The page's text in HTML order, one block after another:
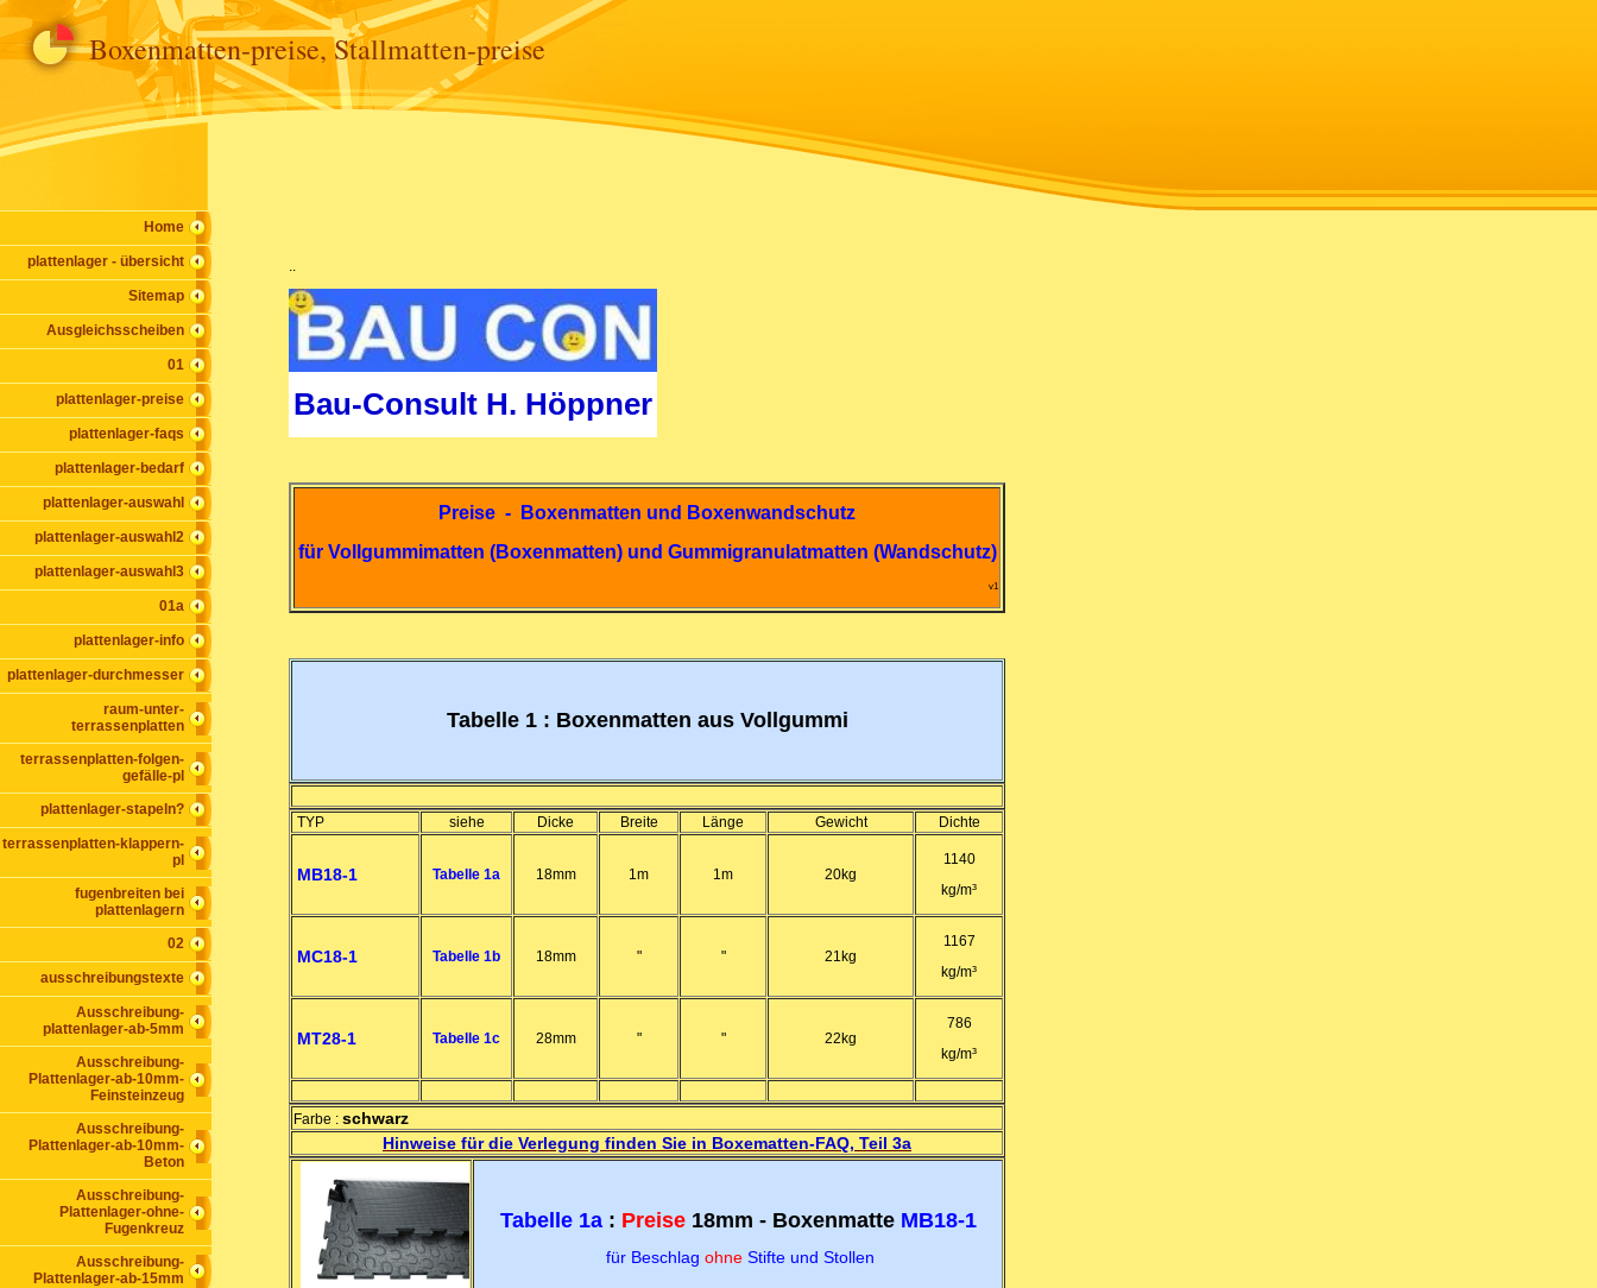
Boxenmatten-preise, Stallmatten-preise
Home
plattenlager - übersicht
Sitemap
Ausgleichsscheiben
01
plattenlager-preise
plattenlager-faqs
plattenlager-bedarf
plattenlager-auswahl
plattenlager-auswahl2
plattenlager-auswahl3
01a
plattenlager-info
plattenlager-durchmesser
raum-unter-
terrassenplatten
terrassenplatten-folgen-
gefälle-pl
plattenlager-stapeln?
terrassenplatten-klappern-
pl
fugenbreiten bei
plattenlagern
02
ausschreibungstexte
Ausschreibung-
plattenlager-ab-5mm
Ausschreibung-
Plattenlager-ab-10mm-
Feinsteinzeug
Ausschreibung-
Plattenlager-ab-10mm-
Beton
Ausschreibung-
Plattenlager-ohne-
Fugenkreuz
Ausschreibung-
Plattenlager-ab-15mm
..
Bau-Consult H. Höppner
Preise - Boxenmatten und Boxenwandschutz
für Vollgummimatten (Boxenmatten) und Gummigranulatmatten (Wandschutz)
v1
Tabelle 1 : Boxenmatten aus Vollgummi
TYP siehe Dicke Breite Länge Gewicht Dichte
MB18-1 Tabelle 1a 18mm 1m 1m 20kg
1140
kg/m³
MC18-1 Tabelle 1b 18mm " " 21kg
1167
kg/m³
MT28-1 Tabelle 1c 28mm " " 22kg
786
kg/m³
Farbe : schwarz
Hinweise für die Verlegung finden Sie in Boxematten-FAQ, Teil 3a
Tabelle 1a: Preise18mm - Boxenmatte MB18-1
für Beschlag ohneStifte und Stollen